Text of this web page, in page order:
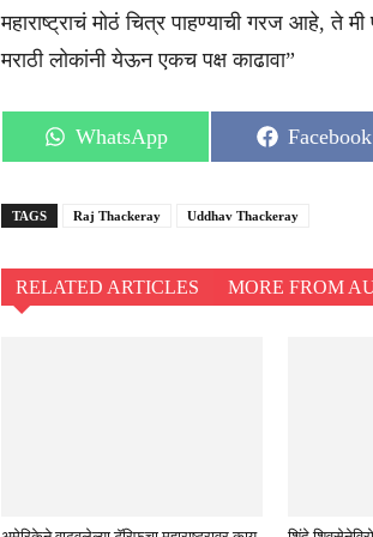
महाराष्ट्राचं मोठं चित्र पाहण्याची गरज आहे, ते
मराठी लोकांनी येऊन एकच पक्ष काढावा”
Share
on
WhatsApp
Share
on
Facebook
TAGS Raj Thackeray Uddhav Thackeray
RELATED ARTICLES MORE FROM